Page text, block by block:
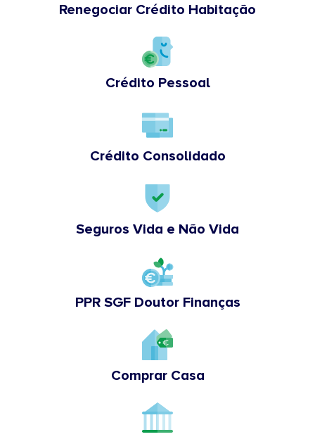
Renegociar Crédito Habitação
Crédito Pessoal
Crédito Consolidado
Seguros Vida e Não Vida
PPR SGF Doutor Finanças
Comprar Casa